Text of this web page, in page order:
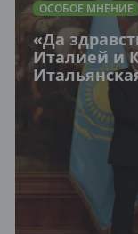
ОСОБОЕ МНЕНИЕ
«Да
Италией и